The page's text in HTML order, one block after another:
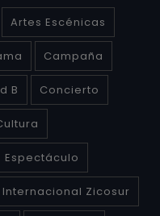
Artes Escénicas
Campaña
B Concierto
Espectáculo
Internacional Zicosur